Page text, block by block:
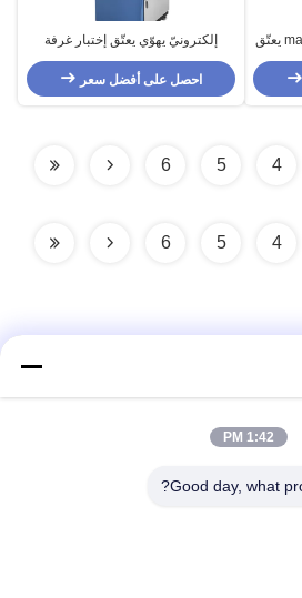
إلكترونيّ يهوّي بوليمر materials يعتّق
إلكترونيّ يهوّي يعتّق إختبار غرفة
لأنبوب heat-shrinkable/صناعيّ
احصل على أفضل سعر
4
5
6
4
5
6
1:42 PM
Good day, what